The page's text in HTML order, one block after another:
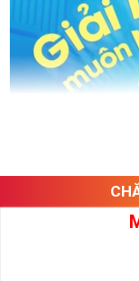
Gói TK159 là gì?
Gói TK159 của